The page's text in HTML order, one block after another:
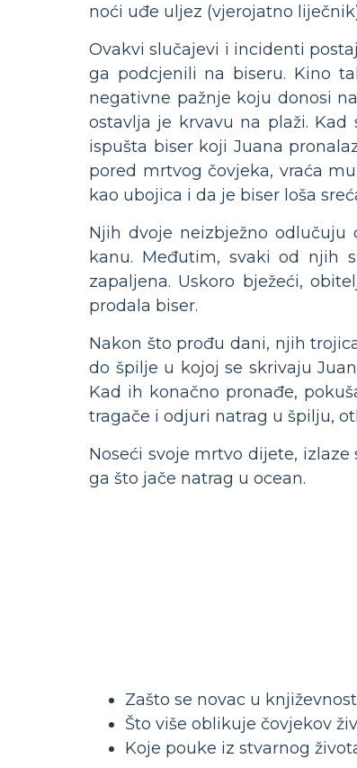
noći uđe uljez (vjerojatno
Ovakvi slučajevi i incidenti
ga podcjenili na biseru. Kino
negativne pažnje koju donosi
ostavlja je krvavu na plaži.
ispušta biser koji Juana
pored mrtvog čovjeka, vraća
kao ubojica i da je biser loša
Njih dvoje neizbježno
kanu. Međutim, svaki od njih
zapaljena. Uskoro bježeći,
prodala biser.
Nakon što prođu dani, njih
do špilje u kojoj se skrivaju
Kad ih konačno pronađe,
tragače i odjuri natrag u špilju,
Noseći svoje mrtvo dijete,
ga što jače natrag u ocean.
Zašto se novac u
Što više oblikuje čovjekov
Koje pouke iz stvarnog